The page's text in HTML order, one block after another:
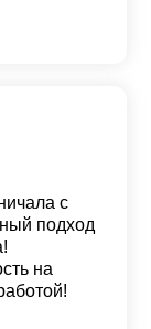
с
подход
на